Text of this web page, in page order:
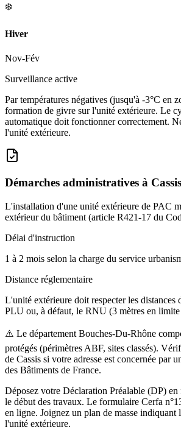
❄️
Hiver
Nov-Fév
Surveillance active
Par températures négatives (jusqu'à -3°C en
formation de givre sur l'unité extérieure. Le
automatique doit fonctionner correctement.
l'unité extérieure.
Démarches administratives à Cassis
L'installation d'une unité extérieure de PAC
extérieur du bâtiment (article R421-17 du
Délai d'instruction
1 à 2 mois selon la charge du service
Distance réglementaire
L'unité extérieure doit respecter les distances
PLU ou, à défaut, le RNU (3 mètres en limite
⚠️ Le département Bouches-Du-Rhône
protégés (périmètres ABF, sites classés).
de Cassis si votre adresse est concernée par
des Bâtiments de France.
Déposez votre Déclaration Préalable (DP) en
le début des travaux. Le formulaire Cerfa
en ligne. Joignez un plan de masse indiquant
l'unité extérieure.